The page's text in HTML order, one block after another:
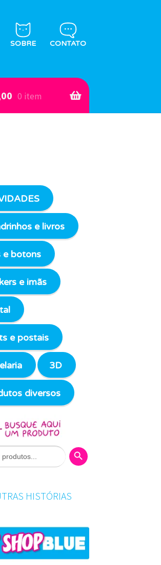
SOBRE CONTATO
0 item
e livros
e botons
e imãs
e postais
3D
diversos
Search Button
HISTÓRIAS